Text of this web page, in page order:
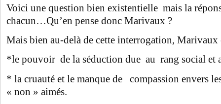
Voici une question bien existentielle mais la
chacun…Qu’en pense donc Marivaux ?
Mais bien au-delà de cette interrogation, Marivaux
*le pouvoir de la séduction due au rang social et
* la cruauté et le manque de compassion envers
« non » aimés.